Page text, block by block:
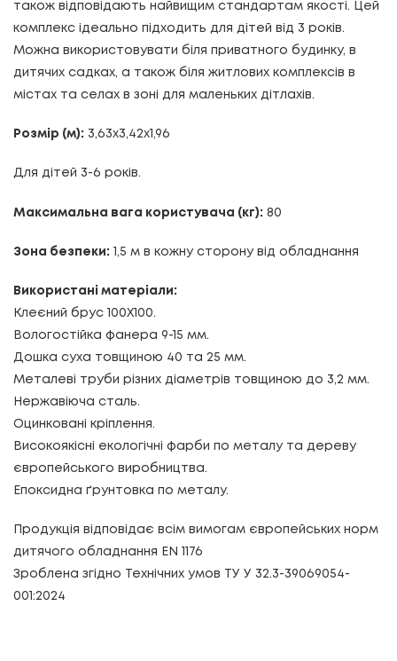
також відповідають найвищим стандартам якості. Цей
комплекс ідеально підходить для дітей від 3 років.
Можна використовувати біля приватного будинку, в
дитячих садках, а також біля житлових комплексів в
містах та селах в зоні для маленьких дітлахів.
Розмір (м): 3,63х3,42х1,96
Для дітей 3-6 років.
Максимальна вага користувача (кг): 80
Зона безпеки: 1,5 м в кожну сторону від обладнання
Використані матеріали:
Клеєний брус 100Х100.
Вологостійка фанера 9-15 мм.
Дошка суха товщиною 40 та 25 мм.
Металеві труби різних діаметрів товщиною до 3,2 мм.
Нержавіюча сталь.
Оцинковані кріплення.
Високоякісні екологічні фарби по металу та дереву
європейського виробництва.
Епоксидна ґрунтовка по металу.
Продукція відповідає всім вимогам європейських норм
дитячого обладнання EN 1176
Зроблена згідно Технічних умов ТУ У 32.3-39069054-
001:2024